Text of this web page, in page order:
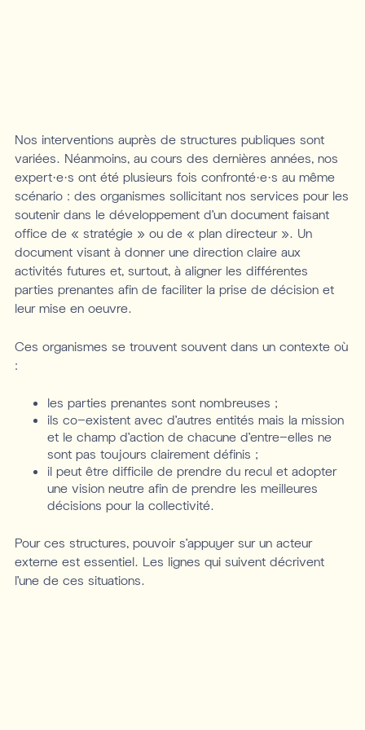
Nos interventions auprès de structures publiques sont
variées. Néanmoins, au cours des dernières années, nos
expert·e·s ont été plusieurs fois confronté·e·s au même
scénario : des organismes sollicitant nos services pour les
soutenir dans le développement d’un document faisant
office de « stratégie » ou de « plan directeur ». Un
document visant à donner une direction claire aux
activités futures et, surtout, à aligner les différentes
parties prenantes afin de faciliter la prise de décision et
leur mise en oeuvre.
Ces organismes se trouvent souvent dans un contexte où
:
les parties prenantes sont nombreuses ;
ils co-existent avec d’autres entités mais la mission
et le champ d’action de chacune d’entre-elles ne
sont pas toujours clairement définis ;
il peut être difficile de prendre du recul et adopter
une vision neutre afin de prendre les meilleures
décisions pour la collectivité.
Pour ces structures, pouvoir s’appuyer sur un acteur
externe est essentiel. Les lignes qui suivent décrivent
l’une de ces situations.